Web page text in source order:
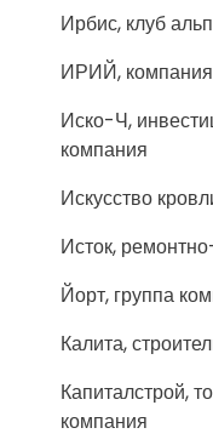
Ирбис, клуб
ИРИЙ, компания
Иско-Ч,
компания
Искусство
Исток,
Йорт, группа
Калита,
Капиталстрой,
компания